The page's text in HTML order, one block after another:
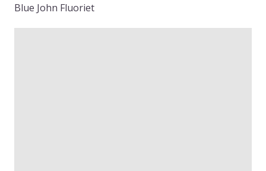
Blue John Fluoriet